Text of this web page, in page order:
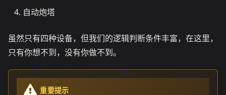
自动炮塔
虽然只有四种设备，但我们的逻辑判断条件丰富，在这里，
只有你想不到，没有你做不到。
重要提示